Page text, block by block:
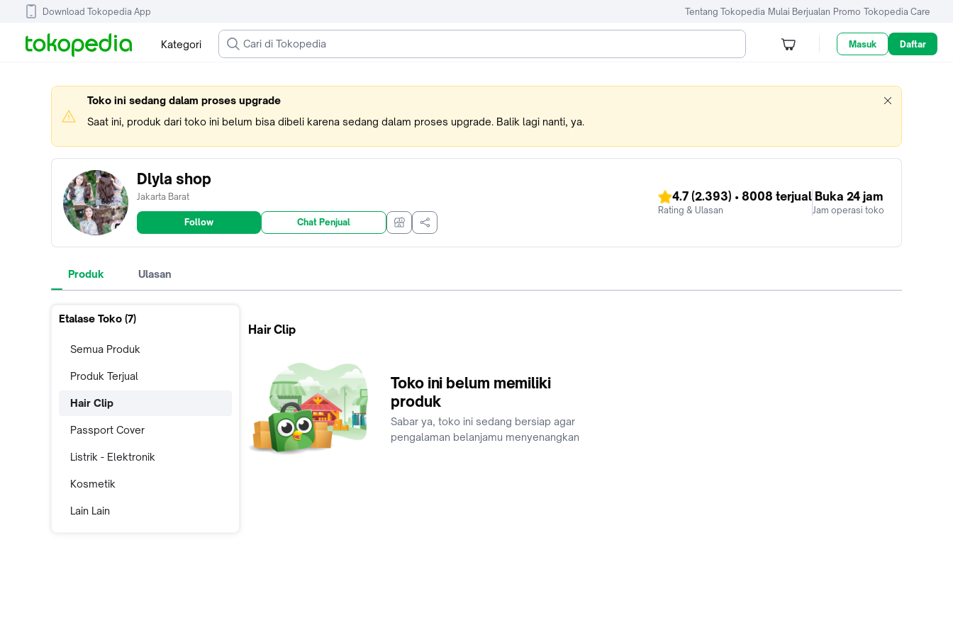
Download Tokopedia App Tentang Tokopedia Mulai Berjualan Promo Tokopedia Care
Kategori Masuk Daftar
Toko ini sedang dalam proses upgrade
Saat ini, produk dari toko ini belum bisa dibeli karena sedang dalam proses upgrade. Balik lagi nanti, ya.
Dlyla shop
Jakarta Barat
Follow Chat Penjual
4.7 (2.393) • 8008 terjual
Rating & Ulasan
Buka 24 jam
Jam operasi toko
Produk Ulasan
Etalase Toko (7)
Semua Produk
Produk Terjual
Hair Clip
Passport Cover
Listrik - Elektronik
Kosmetik
Lain Lain
Hair Clip
Toko ini belum memiliki
produk
Sabar ya, toko ini sedang bersiap agar
pengalaman belanjamu menyenangkan